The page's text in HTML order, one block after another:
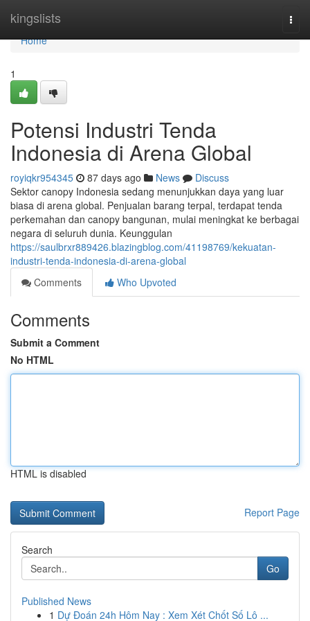
kingslists
Home
Home
1
Potensi Industri Tenda
Indonesia di Arena Global
royiqkr954345 87 days ago News
Discuss
Sektor canopy Indonesia sedang menunjukkan daya yang luar
biasa di arena global. Penjualan barang terpal, terdapat tenda
perkemahan dan canopy bangunan, mulai meningkat ke berbagai
negara di seluruh dunia. Keunggulan
https://saulbrxr889426.blazingblog.com/41198769/kekuatan-
industri-tenda-indonesia-di-arena-global
Comments
Who Upvoted
Comments
Submit a Comment
No HTML
HTML is disabled
Report Page
Search
Go
Published News
1 Dự Đoán 24h Hôm Nay : Xem Xét Chốt Số Lô ...